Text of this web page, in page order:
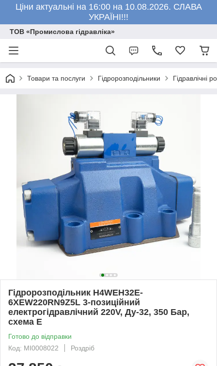
Ціни актуальні на 16:00 на 10.08.2026. СЛАВА
УКРАЇНІ!!!
ТОВ «Промислова гідравліка»
Товари та послуги Гідророзподільники Гідравлічні
Гідророзподільник H4WEH32E-
6XEW220RN9Z5L 3-позиційний
електрогідравлічний 220V, Ду-32, 350 Бар,
схема E
Готово до відправки
Код: MI0008022
Роздріб